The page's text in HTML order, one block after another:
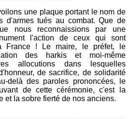
une plaque portant le nom de
d'armes tués au combat. Que de
nous reconnaissions par une
l'action de ceux qui sont
France ! Le maire, le préfet, le
des harkis et moi-même
allocutions dans lesquelles
de sacrifice, de solidarité
delà des paroles prononcées, le
de cette cérémonie, c'est la
et la sobre fierté de nos anciens.